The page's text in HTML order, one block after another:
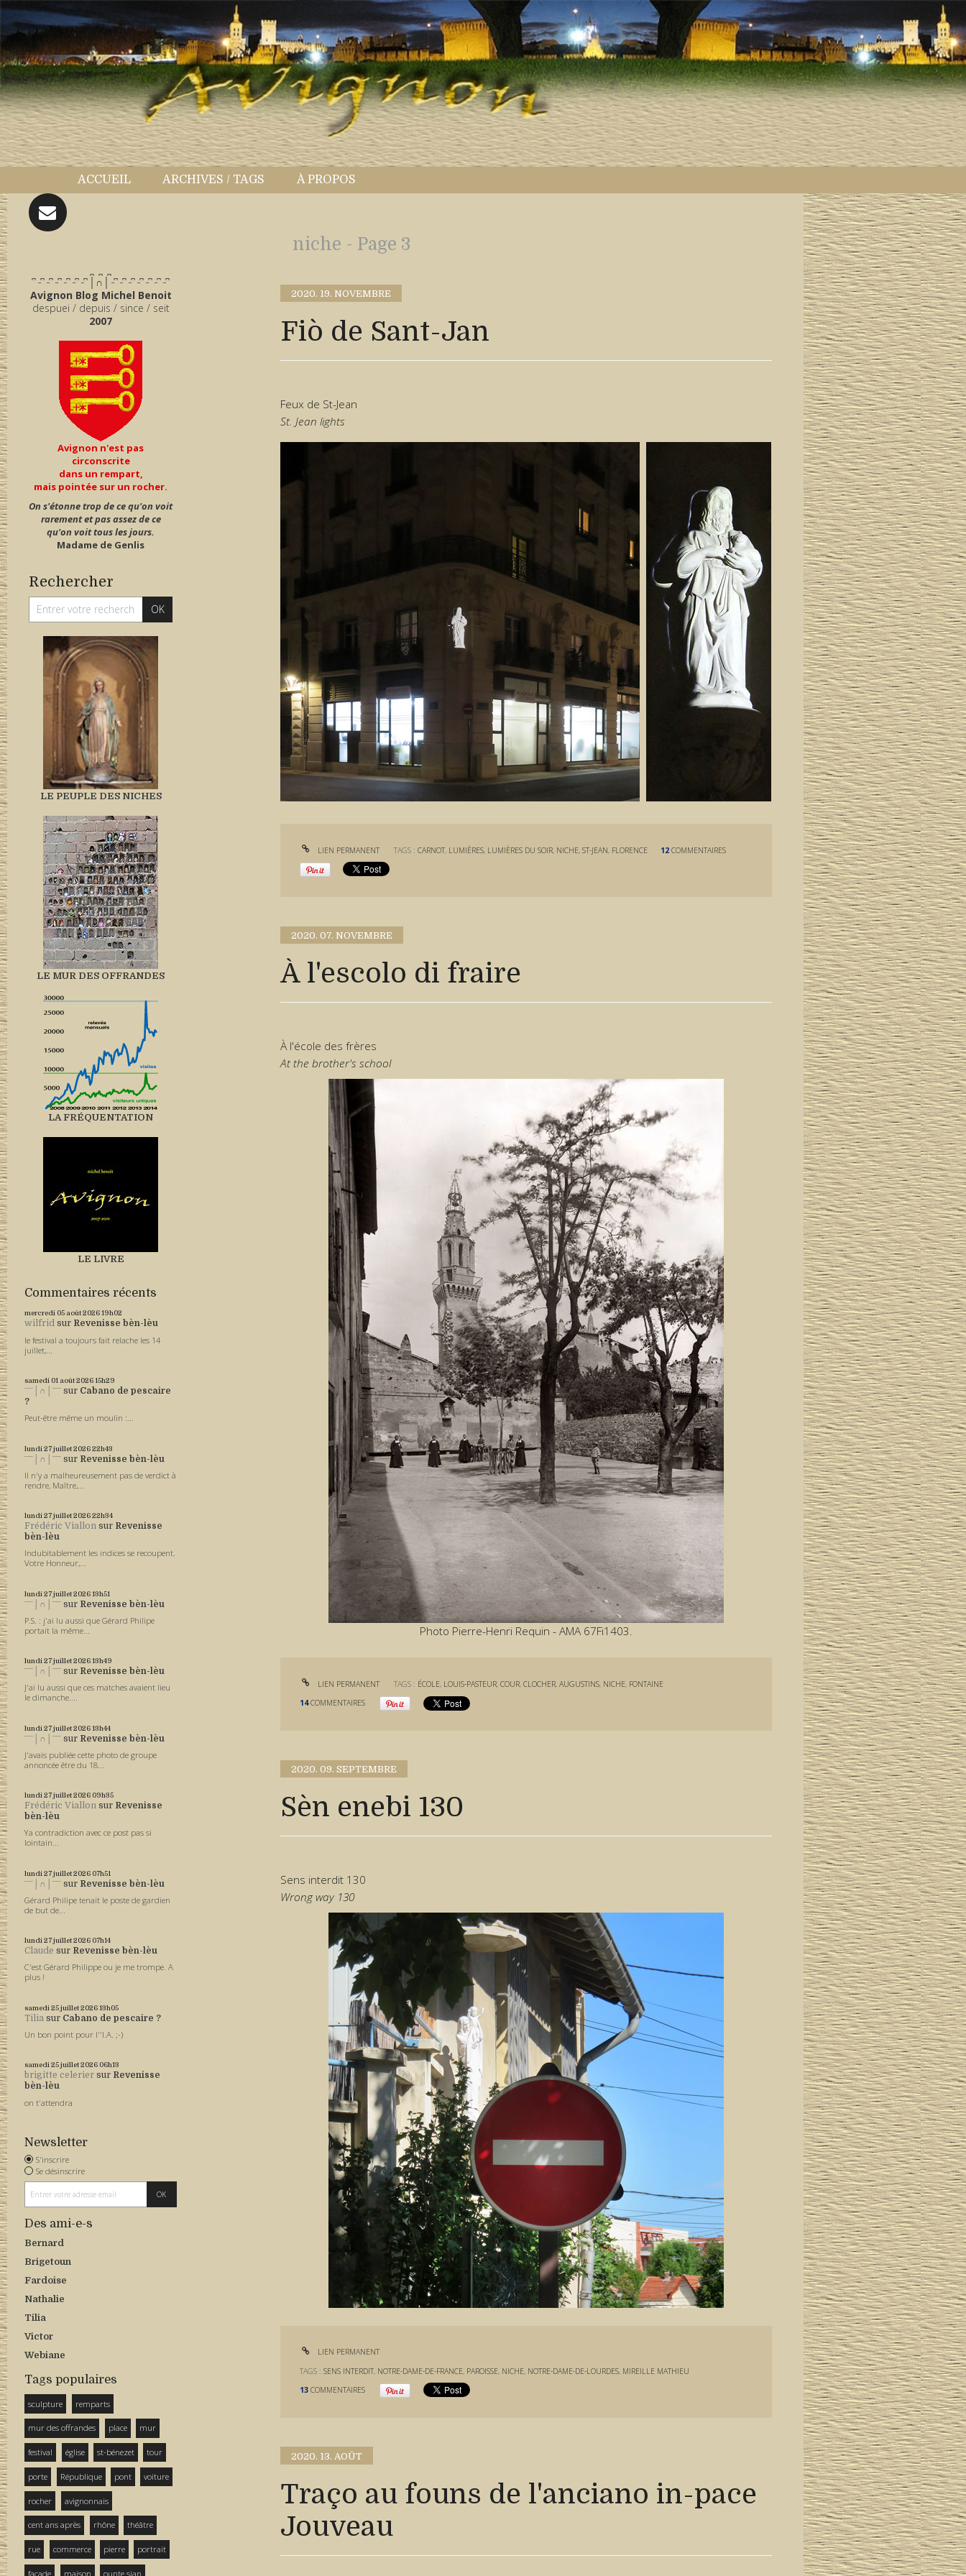
ACCUEIL ARCHIVES / TAGS À PROPOS
͆ ̵ ͆ ̵ ͆ ̵ ͆ ̵ ͆ ̵ ͆ ̵ ͆ │∩│ ̵ ͆ ̵ ͆ ̵ ͆ ̵ ͆ ̵ ͆ ̵ ͆ ̵ ͆
Avignon Blog Michel Benoit
despuei / depuis / since / seit
2007
Avignon n'est pas
circonscrite
dans un rempart,
mais pointée sur un rocher.
On s'étonne trop de ce qu'on voit
rarement et pas assez de ce
qu'on voit tous les jours.
Madame de Genlis
Rechercher
LE PEUPLE DES NICHES
LE MUR DES OFFRANDES
LA FRÉQUENTATION
LE LIVRE
Commentaires récents
mercredi 05 août 2026 19h02
wilfrid sur Revenisse bèn-lèu
le festival a toujours fait relache les 14
juillet,...
samedi 01 août 2026 15h29
ˉˉˉ│∩│ˉˉˉ sur Cabano de pescaire
?
Peut-être même un moulin :...
lundi 27juillet 2026 22h43
ˉˉˉ│∩│ˉˉˉ sur Revenisse bèn-lèu
Il n'y a malheureusement pas de verdict à
rendre, Maître,...
lundi 27juillet 2026 22h34
Frédéric Viallon sur Revenisse
bèn-lèu
Indubitablement les indices se recoupent.
Votre Honneur,...
lundi 27juillet 2026 13h51
ˉˉˉ│∩│ˉˉˉ sur Revenisse bèn-lèu
P.S. : j'ai lu aussi que Gérard Philipe
portait la même...
lundi 27juillet 2026 13h49
ˉˉˉ│∩│ˉˉˉ sur Revenisse bèn-lèu
J'ai lu aussi que ces matches avaient lieu
le dimanche....
lundi 27juillet 2026 13h44
ˉˉˉ│∩│ˉˉˉ sur Revenisse bèn-lèu
J'avais publiée cette photo de groupe
annoncée être du 18...
lundi 27juillet 2026 09h35
Frédéric Viallon sur Revenisse
bèn-lèu
Ya contradiction avec ce post pas si
lointain...
lundi 27juillet 2026 07h51
ˉˉˉ│∩│ˉˉˉ sur Revenisse bèn-lèu
Gérard Philipe tenait le poste de gardien
de but de...
lundi 27juillet 2026 07h14
Claude sur Revenisse bèn-lèu
C'est Gérard Philippe ou je me trompe. A
plus !
samedi 25 juillet 2026 13h05
Tilia sur Cabano de pescaire ?
Un bon point pour l''I.A. ;-)
samedi 25 juillet 2026 06h13
brigitte celerier sur Revenisse
bèn-lèu
on t'attendra
Newsletter
S'inscrire
Se désinscrire
Des ami-e-s
Bernard
Brigetoun
Fardoise
Nathalie
Tilia
Victor
Webiane
Tags populaires
sculpture remparts
mur des offrandes place mur
festival église st-bénezet tour
porte République pont voiture
rocher avignonnais
cent ans après rhône théâtre
rue commerce pierre portrait
façade maison ounte sian
niche - Page 3
2020. 19. NOVEMBRE
Fiò de Sant-Jan
Feux de St-Jean
St. Jean lights
LIEN PERMANENT TAGS :CARNOT, LUMIÈRES, LUMIÈRES DU SOIR, NICHE,ST-JEAN, FLORENCE 12 COMMENTAIRES
2020. 07. NOVEMBRE
À l'escolo di fraire
À l'école des frères
At the brother's school
Photo Pierre-Henri Requin - AMA 67Fi1403.
LIEN PERMANENT TAGS : ÉCOLE, LOUIS-PASTEUR,COUR,CLOCHER,AUGUSTINS, NICHE, FONTAINE
14 COMMENTAIRES
2020. 09. SEPTEMBRE
Sèn enebi 130
Sens interdit 130
Wrong way 130
LIEN PERMANENT
TAGS : SENS INTERDIT, NOTRE-DAME-DE-FRANCE, PAROISSE, NICHE, NOTRE-DAME-DE-LOURDES, MIREILLE MATHIEU
13 COMMENTAIRES
2020. 13. AOÛT
Traço au founs de l'anciano in-pace
Jouveau